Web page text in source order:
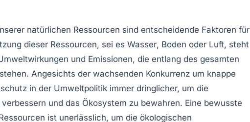
natürlichen Ressourcen sind entscheidende Faktoren für
dieser Ressourcen, sei es Wasser, Boden oder Luft, steht
und Emissionen, die entlang des gesamten
Angesichts der wachsenden Konkurrenz um knappe
in der Umweltpolitik immer dringlicher, um die
und das Ökosystem zu bewahren. Eine bewusste
ist unerlässlich, um die ökologischen